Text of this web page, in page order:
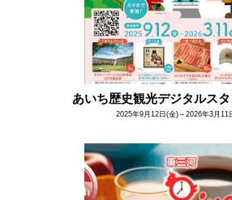
あいち歴史観光デジタルス
2025年9月12日(金)～2026年3月11